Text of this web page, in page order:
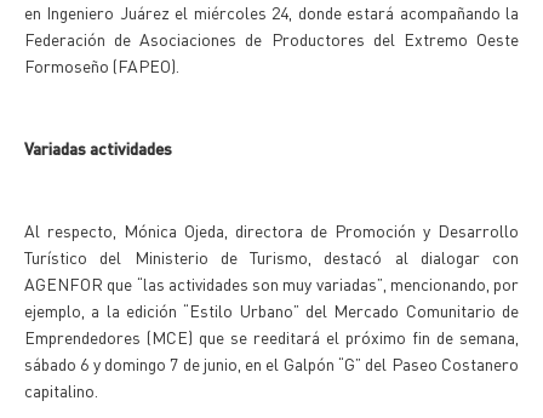
en Ingeniero Juárez el miércoles 24, donde estará acompañando la
Federación de Asociaciones de Productores del Extremo Oeste
Formoseño (FAPEO).
Variadas actividades
Al respecto, Mónica Ojeda, directora de Promoción y Desarrollo
Turístico del Ministerio de Turismo, destacó al dialogar con
AGENFOR que “las actividades son muy variadas”, mencionando, por
ejemplo, a la edición “Estilo Urbano” del Mercado Comunitario de
Emprendedores (MCE) que se reeditará el próximo fin de semana,
sábado 6 y domingo 7 de junio, en el Galpón “G” del Paseo Costanero
capitalino.